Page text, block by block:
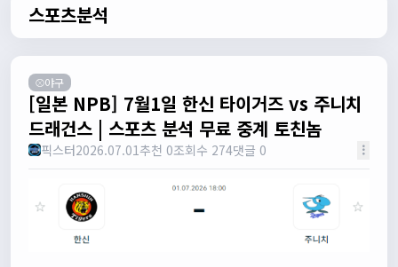
스포츠분석
⚾야구
[일본 NPB] 7월1일 한신 타이거즈 vs 주니치
드래건스 | 스포츠 분석 무료 중계 토친놈
픽스터2026.07.01추천 0조회수 274댓글 0